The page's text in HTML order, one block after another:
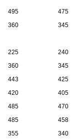
495
475
360
345
225
240
360
345
443
425
420
405
485
470
485
458
355
340